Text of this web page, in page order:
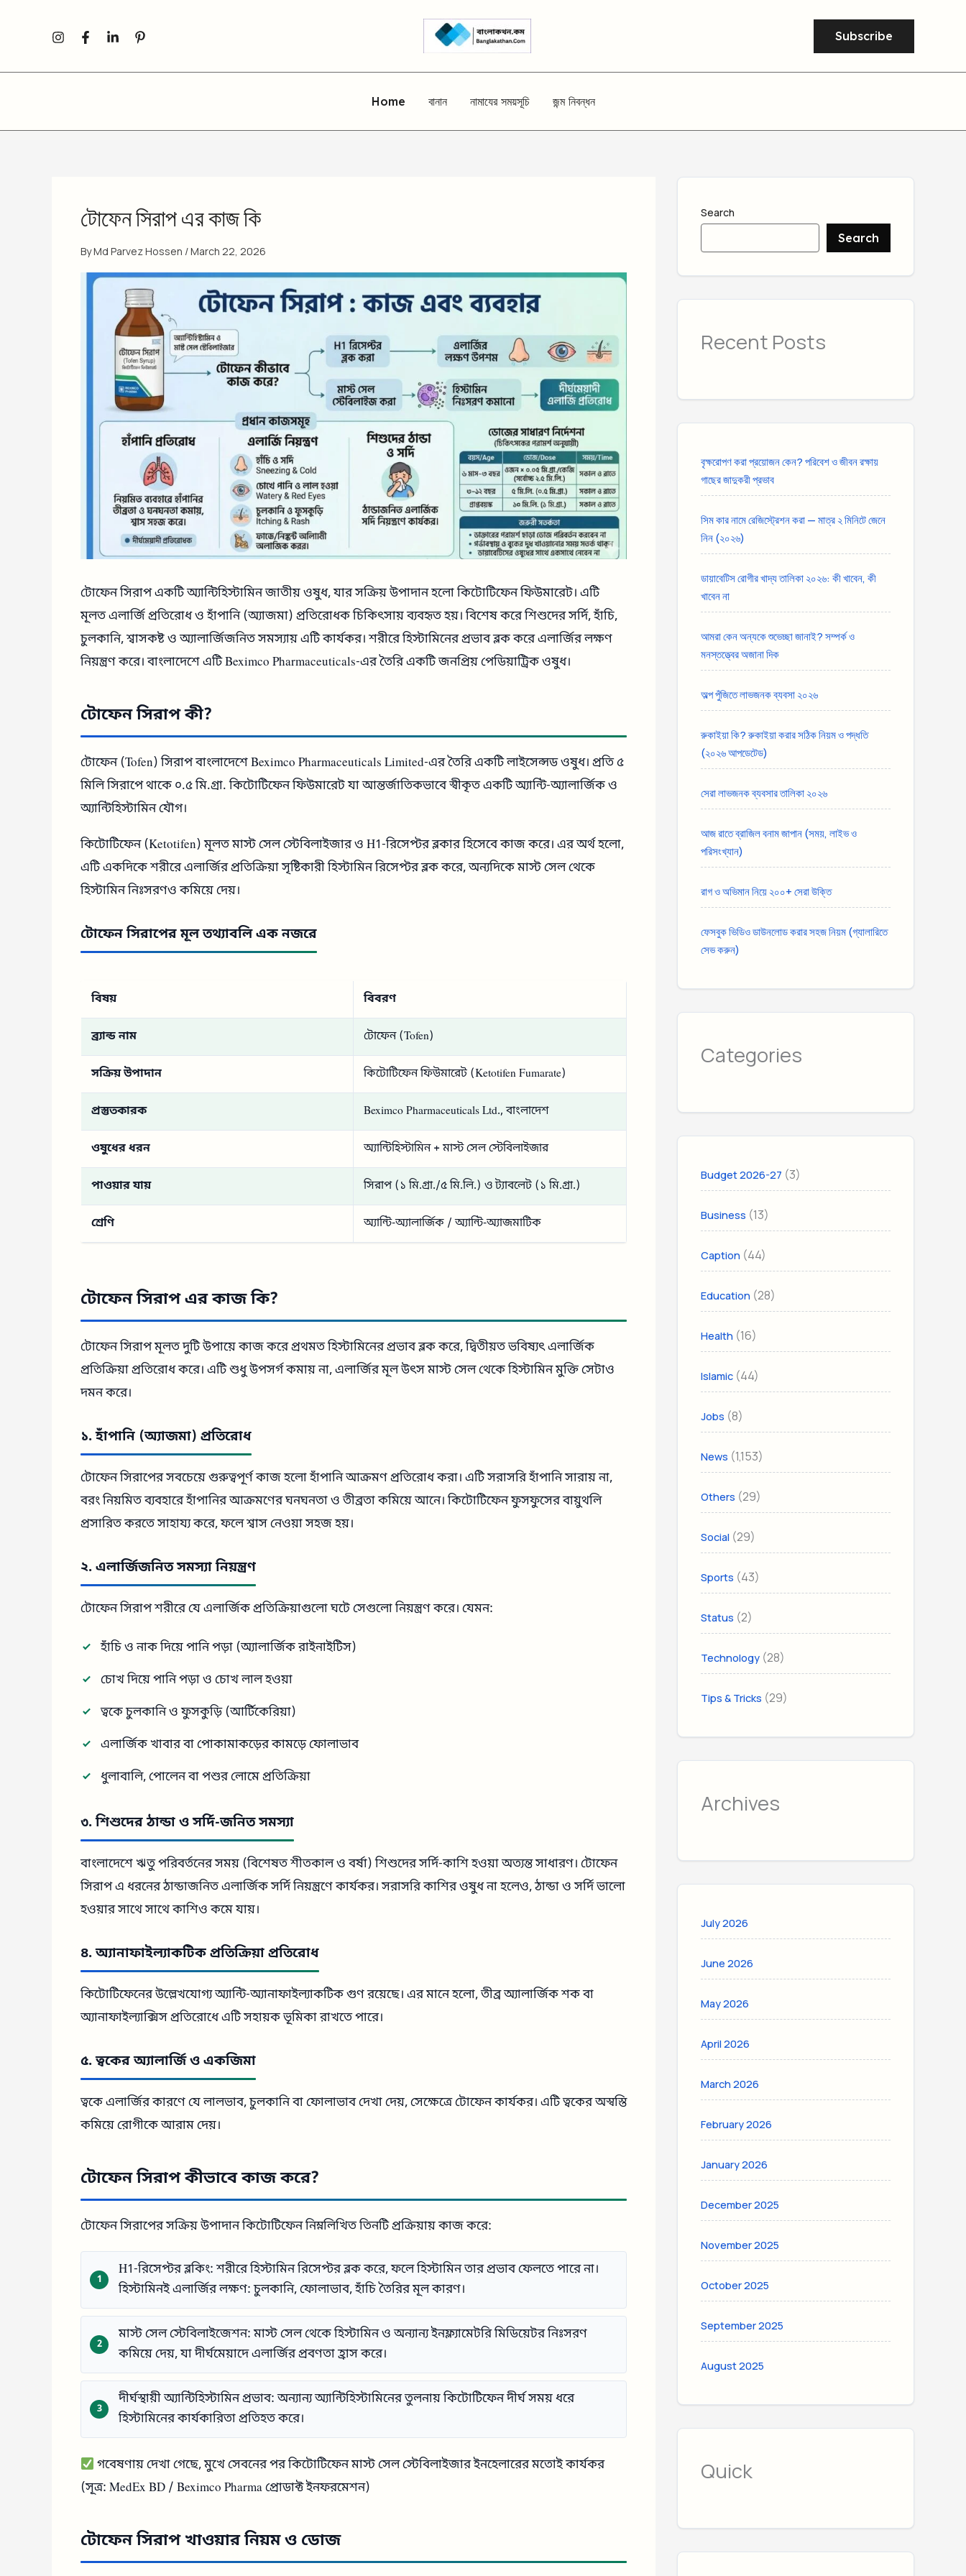
Subscribe
Home বানান নামাযের সময়সূচি জন্ম নিবন্ধন
টোফেন সিরাপ এর কাজ কি
ByMd Parvez Hossen /March 22, 2026
টোফেন সিরাপ একটি অ্যান্টিহিস্টামিন জাতীয় ওষুধ, যার সক্রিয় উপাদান হলো কিটোটিফেন ফিউমারেট। এটি
মূলত এলার্জি প্রতিরোধ ও হাঁপানি (অ্যাজমা) প্রতিরোধক চিকিৎসায় ব্যবহৃত হয়। বিশেষ করে শিশুদের সর্দি, হাঁচি,
চুলকানি, শ্বাসকষ্ট ও অ্যালার্জিজনিত সমস্যায় এটি কার্যকর। শরীরে হিস্টামিনের প্রভাব ব্লক করে এলার্জির লক্ষণ
নিয়ন্ত্রণ করে। বাংলাদেশে এটি Beximco Pharmaceuticals-এর তৈরি একটি জনপ্রিয় পেডিয়াট্রিক ওষুধ।
টোফেন সিরাপ কী?
টোফেন (Tofen) সিরাপ বাংলাদেশে Beximco Pharmaceuticals Limited-এর তৈরি একটি লাইসেন্সড ওষুধ। প্রতি ৫
মিলি সিরাপে থাকে ০.৫ মি.গ্রা. কিটোটিফেন ফিউমারেট যা আন্তর্জাতিকভাবে স্বীকৃত একটি অ্যান্টি-অ্যালার্জিক ও
অ্যান্টিহিস্টামিন যৌগ।
কিটোটিফেন (Ketotifen) মূলত মাস্ট সেল স্টেবিলাইজার ও H1-রিসেপ্টর ব্লকার হিসেবে কাজ করে। এর অর্থ হলো,
এটি একদিকে শরীরে এলার্জির প্রতিক্রিয়া সৃষ্টিকারী হিস্টামিন রিসেপ্টর ব্লক করে, অন্যদিকে মাস্ট সেল থেকে
হিস্টামিন নিঃসরণও কমিয়ে দেয়।
টোফেন সিরাপের মূল তথ্যাবলি এক নজরে
বিষয় বিবরণ
ব্র্যান্ড নাম টোফেন (Tofen)
সক্রিয় উপাদান কিটোটিফেন ফিউমারেট (Ketotifen Fumarate)
প্রস্তুতকারক Beximco Pharmaceuticals Ltd., বাংলাদেশ
ওষুধের ধরন অ্যান্টিহিস্টামিন + মাস্ট সেল স্টেবিলাইজার
পাওয়ার যায় সিরাপ (১ মি.গ্রা./৫ মি.লি.) ও ট্যাবলেট (১ মি.গ্রা.)
শ্রেণি অ্যান্টি-অ্যালার্জিক / অ্যান্টি-অ্যাজমাটিক
টোফেন সিরাপ এর কাজ কি?
টোফেন সিরাপ মূলত দুটি উপায়ে কাজ করে প্রথমত হিস্টামিনের প্রভাব ব্লক করে, দ্বিতীয়ত ভবিষ্যৎ এলার্জিক
প্রতিক্রিয়া প্রতিরোধ করে। এটি শুধু উপসর্গ কমায় না, এলার্জির মূল উৎস মাস্ট সেল থেকে হিস্টামিন মুক্তি সেটাও
দমন করে।
১. হাঁপানি (অ্যাজমা) প্রতিরোধ
টোফেন সিরাপের সবচেয়ে গুরুত্বপূর্ণ কাজ হলো হাঁপানি আক্রমণ প্রতিরোধ করা। এটি সরাসরি হাঁপানি সারায় না,
বরং নিয়মিত ব্যবহারে হাঁপানির আক্রমণের ঘনঘনতা ও তীব্রতা কমিয়ে আনে। কিটোটিফেন ফুসফুসের বায়ুথলি
প্রসারিত করতে সাহায্য করে, ফলে শ্বাস নেওয়া সহজ হয়।
২. এলার্জিজনিত সমস্যা নিয়ন্ত্রণ
টোফেন সিরাপ শরীরে যে এলার্জিক প্রতিক্রিয়াগুলো ঘটে সেগুলো নিয়ন্ত্রণ করে। যেমন:
হাঁচি ও নাক দিয়ে পানি পড়া (অ্যালার্জিক রাইনাইটিস)
চোখ দিয়ে পানি পড়া ও চোখ লাল হওয়া
ত্বকে চুলকানি ও ফুসকুড়ি (আর্টিকেরিয়া)
এলার্জিক খাবার বা পোকামাকড়ের কামড়ে ফোলাভাব
ধুলাবালি, পোলেন বা পশুর লোমে প্রতিক্রিয়া
৩. শিশুদের ঠান্ডা ও সর্দি-জনিত সমস্যা
বাংলাদেশে ঋতু পরিবর্তনের সময় (বিশেষত শীতকাল ও বর্ষা) শিশুদের সর্দি-কাশি হওয়া অত্যন্ত সাধারণ। টোফেন
সিরাপ এ ধরনের ঠান্ডাজনিত এলার্জিক সর্দি নিয়ন্ত্রণে কার্যকর। সরাসরি কাশির ওষুধ না হলেও, ঠান্ডা ও সর্দি ভালো
হওয়ার সাথে সাথে কাশিও কমে যায়।
৪. অ্যানাফাইল্যাকটিক প্রতিক্রিয়া প্রতিরোধ
কিটোটিফেনের উল্লেখযোগ্য অ্যান্টি-অ্যানাফাইল্যাকটিক গুণ রয়েছে। এর মানে হলো, তীব্র অ্যালার্জিক শক বা
অ্যানাফাইল্যাক্সিস প্রতিরোধে এটি সহায়ক ভূমিকা রাখতে পারে।
৫. ত্বকের অ্যালার্জি ও একজিমা
ত্বকে এলার্জির কারণে যে লালভাব, চুলকানি বা ফোলাভাব দেখা দেয়, সেক্ষেত্রে টোফেন কার্যকর। এটি ত্বকের অস্বস্তি
কমিয়ে রোগীকে আরাম দেয়।
টোফেন সিরাপ কীভাবে কাজ করে?
টোফেন সিরাপের সক্রিয় উপাদান কিটোটিফেন নিম্নলিখিত তিনটি প্রক্রিয়ায় কাজ করে:
H1-রিসেপ্টর ব্লকিং: শরীরে হিস্টামিন রিসেপ্টর ব্লক করে, ফলে হিস্টামিন তার প্রভাব ফেলতে পারে না।
হিস্টামিনই এলার্জির লক্ষণ: চুলকানি, ফোলাভাব, হাঁচি তৈরির মূল কারণ।
মাস্ট সেল স্টেবিলাইজেশন: মাস্ট সেল থেকে হিস্টামিন ও অন্যান্য ইনফ্ল্যামেটরি মিডিয়েটর নিঃসরণ
কমিয়ে দেয়, যা দীর্ঘমেয়াদে এলার্জির প্রবণতা হ্রাস করে।
দীর্ঘস্থায়ী অ্যান্টিহিস্টামিন প্রভাব: অন্যান্য অ্যান্টিহিস্টামিনের তুলনায় কিটোটিফেন দীর্ঘ সময় ধরে
হিস্টামিনের কার্যকারিতা প্রতিহত করে।
গবেষণায় দেখা গেছে, মুখে সেবনের পর কিটোটিফেন মাস্ট সেল স্টেবিলাইজার ইনহেলারের মতোই কার্যকর
(সূত্র: MedEx BD / Beximco Pharma প্রোডাক্ট ইনফরমেশন)
টোফেন সিরাপ খাওয়ার নিয়ম ও ডোজ
Search
Search
Recent Posts
বৃক্ষরোপণ করা প্রয়োজন কেন? পরিবেশ ও জীবন রক্ষায়
গাছের জাদুকরী প্রভাব
সিম কার নামে রেজিস্ট্রেশন করা — মাত্র ২ মিনিটে জেনে
নিন (২০২৬)
ডায়াবেটিস রোগীর খাদ্য তালিকা ২০২৬: কী খাবেন, কী
খাবেন না
আমরা কেন অন্যকে শুভেচ্ছা জানাই? সম্পর্ক ও
মনস্তত্ত্বের অজানা দিক
অল্প পুঁজিতে লাভজনক ব্যবসা ২০২৬
রুকাইয়া কি? রুকাইয়া করার সঠিক নিয়ম ও পদ্ধতি
(২০২৬ আপডেটেড)
সেরা লাভজনক ব্যবসার তালিকা ২০২৬
আজ রাতে ব্রাজিল বনাম জাপান (সময়, লাইভ ও
পরিসংখ্যান)
রাগ ও অভিমান নিয়ে ২০০+ সেরা উক্তি
ফেসবুক ভিডিও ডাউনলোড করার সহজ নিয়ম (গ্যালারিতে
সেভ করুন)
Categories
Budget 2026-27 (3)
Business (13)
Caption (44)
Education (28)
Health (16)
Islamic (44)
Jobs (8)
News (1,153)
Others (29)
Social (29)
Sports (43)
Status (2)
Technology (28)
Tips & Tricks (29)
Archives
July 2026
June 2026
May 2026
April 2026
March 2026
February 2026
January 2026
December 2025
November 2025
October 2025
September 2025
August 2025
Quick